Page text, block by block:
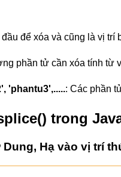
đầu để xóa và cũng là vị trí
phần tử cần xóa tính từ
'phantu3',.....: Các phần
trong
Hạ vào vị trí